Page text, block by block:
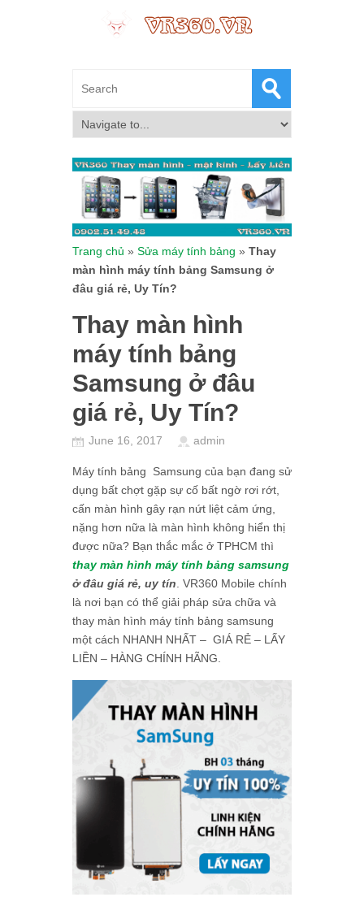
Trang chủ » Sửa máy tính bảng » Thay
màn hình máy tính bảng Samsung ở
đâu giá rẻ, Uy Tín?
Thay màn hình
máy tính bảng
Samsung ở đâu
giá rẻ, Uy Tín?
June 16, 2017 admin
Máy tính bảng Samsung của bạn đang sử
dụng bất chợt gặp sự cố bất ngờ rơi rớt,
cấn màn hình gây rạn nứt liệt cảm ứng,
nặng hơn nữa là màn hình không hiển thị
được nữa? Bạn thắc mắc ở TPHCM thì
thay màn hình máy tính bảng samsung
ở đâu giá rẻ, uy tín . VR360 Mobile chính
là nơi bạn có thể giải pháp sửa chữa và
thay màn hình máy tính bảng samsung
một cách NHANH NHẤT – GIÁ RẺ – LẤY
LIỀN – HÀNG CHÍNH HÃNG.